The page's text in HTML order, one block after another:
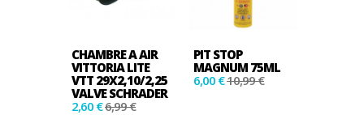
CHAMBRE A AIR
VITTORIA LITE
VTT 29X2,10/2,25
VALVE SCHRADER
2,60 €6,99 €
PIT STOP
MAGNUM 75ML
6,00 €10,99 €